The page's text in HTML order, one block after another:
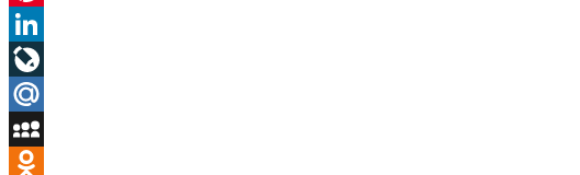
Pinterest
LinkedIn
LiveJournal
Mail.Ru
MySpace